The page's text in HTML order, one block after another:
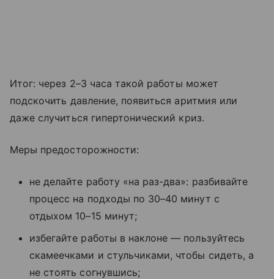
Итог: через 2–3 часа такой работы может
подскочить давление, появиться аритмия или
даже случиться гипертонический криз.
Меры предосторожности:
не делайте работу «на раз-два»: разбивайте
процесс на подходы по 30–40 минут с
отдыхом 10–15 минут;
избегайте работы в наклоне — пользуйтесь
скамеечками и стульчиками, чтобы сидеть, а
не стоять согнувшись;